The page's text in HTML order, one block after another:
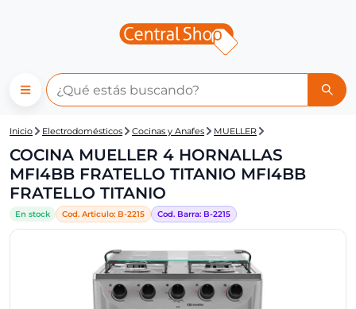
Central Shop: COCINA
Inicio Electrodomésticos Cocinas y Anafes MUELLER
COCINA MUELLER 4 HORNALLAS
MFI4BB FRATELLO TITANIO MFI4BB
FRATELLO TITANIO
En stock Cod. Articulo: B-2215 Cod. Barra: B-2215